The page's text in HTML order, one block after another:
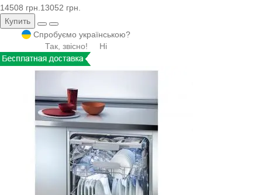
14508 грн. 13052 грн.
Купить
Спробуємо українською?
Так, звісно!
Ні